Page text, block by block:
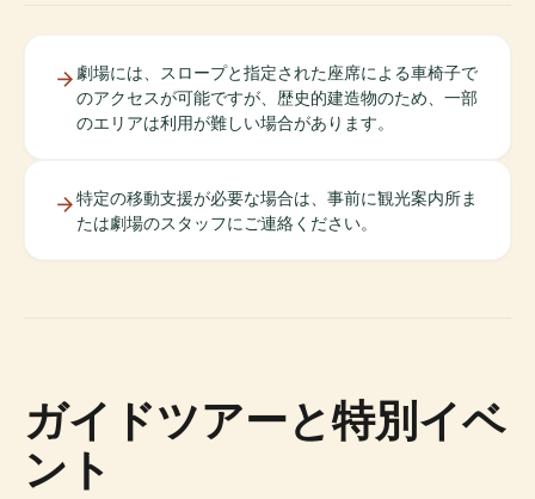
劇場には、スロープと指定された座席による車椅子で
のアクセスが可能ですが、歴史的建造物のため、一部
のエリアは利用が難しい場合があります。
特定の移動支援が必要な場合は、事前に観光案内所ま
たは劇場のスタッフにご連絡ください。
ガイドツアーと特別イベ
ント